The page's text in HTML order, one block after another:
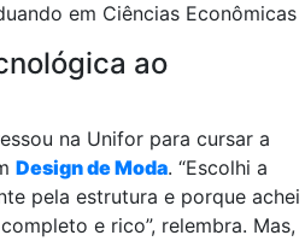
em Ciências Econômicas
ao
na Unifor para cursar a
Design de Moda. “Escolhi a
pela estrutura e porque achei
e rico”, relembra. Mas,